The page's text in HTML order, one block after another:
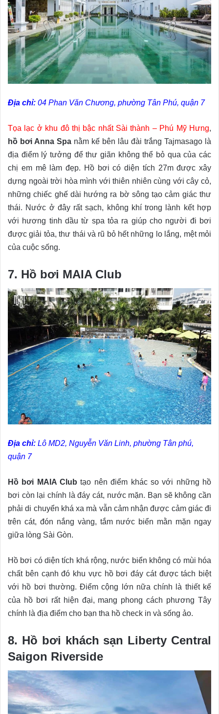
Địa chỉ: 04 Phan Văn Chương, phường Tân Phú, quận 7
Tọa lạc ở khu đô thị bậc nhất Sài thành – Phú Mỹ Hưng,
hồ bơi Anna Spa nằm kế bên lâu đài trắng Tajmasago là
địa điểm lý tưởng để thư giãn không thể bỏ qua của các
chị em mê làm đẹp. Hồ bơi có diện tích 27m được xây
dựng ngoài trời hòa mình với thiên nhiên cùng với cây cỏ,
những chiếc ghế dài hướng ra bờ sông tạo cảm giác thư
thái. Nước ở đây rất sạch, không khí trong lành kết hợp
với hương tinh dầu từ spa tỏa ra giúp cho người đi bơi
được giải tỏa, thư thái và rũ bỏ hết những lo lắng, mệt mỏi
của cuộc sống.
7. Hồ bơi MAIA Club
Địa chỉ: Lô MD2, Nguyễn Văn Linh, phường Tân phú,
quận 7
Hồ bơi MAIA Club tạo nên điểm khác so với những hồ
bơi còn lại chính là đáy cát, nước mặn. Bạn sẽ không cần
phải di chuyển khá xa mà vẫn cảm nhận được cảm giác đi
trên cát, đón nắng vàng, tắm nước biển mằn mặn ngay
giữa lòng Sài Gòn.
Hồ bơi có diện tích khá rộng, nước biển không có mùi hóa
chất bên cạnh đó khu vực hồ bơi đáy cát được tách biệt
với hồ bơi thường. Điểm cộng lớn nữa chính là thiết kế
của hồ bơi rất hiện đại, mang phong cách phương Tây
chính là địa điểm cho bạn tha hồ check in và sống ảo.
8. Hồ bơi khách sạn Liberty Central
Saigon Riverside